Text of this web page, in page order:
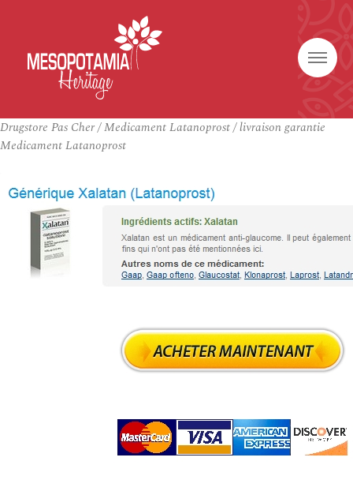
Drugstore Pas Cher / Medicament Latanoprost / livraison garantie
Medicament Latanoprost